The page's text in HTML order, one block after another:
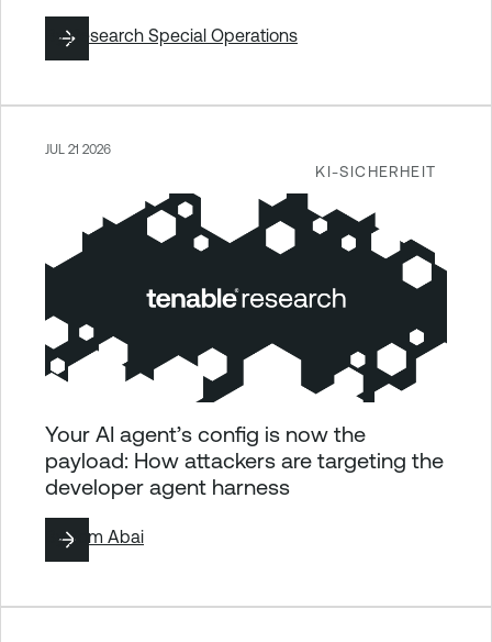
ByResearch Special Operations
KI-SICHERHEIT
JUL 21 2026
Your AI agent’s config is now the
payload: How attackers are targeting the
developer agent harness
ByTom Abai